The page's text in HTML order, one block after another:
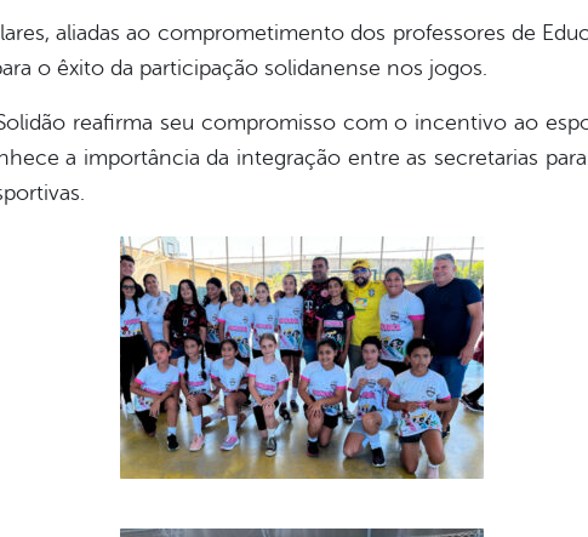
aliadas ao comprometimento dos professores de
o êxito da participação solidanense nos jogos.
reafirma seu compromisso com o incentivo ao
a importância da integração entre as secretarias